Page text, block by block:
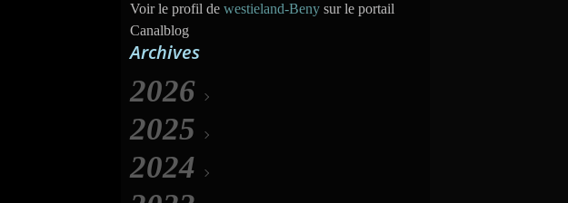
Voir le profil de westieland-Beny sur le portail
Canalblog
Archives
2026
Août
Juillet
2025
Décembre
2024